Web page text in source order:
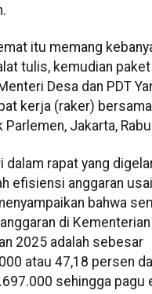
itu memang
tulis, kemudian paket
Desa dan PDT
kerja (raker)
Parlemen, Jakarta,
dalam rapat yang
efisiensi anggaran
bahwa
di
2025 adalah sebesar
atau 47,18 persen
sehingga pagu